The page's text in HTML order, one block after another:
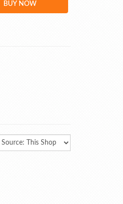
BUY NOW